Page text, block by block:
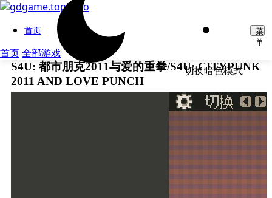
首页
首页全部游戏
切换暗色模式
菜
单
S4U: 都市朋克2011与爱的重拳/S4U: CITYPUNK
2011 AND LOVE PUNCH